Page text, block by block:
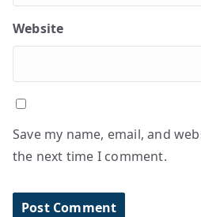
Website
Save my name, email, and
the next time I comment.